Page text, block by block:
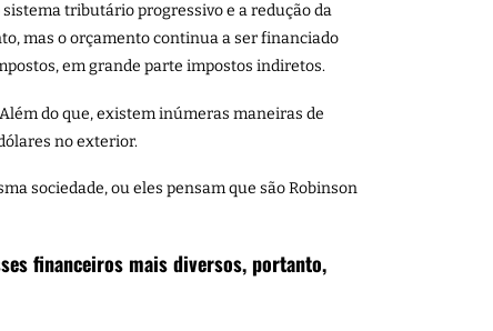
tributário progressivo e a redução da
mas o orçamento continua a ser financiado
em grande parte impostos indiretos.
do que, existem inúmeras maneiras de
no exterior.
sociedade, ou eles pensam que são Robinson
financeiros mais diversos, portanto,